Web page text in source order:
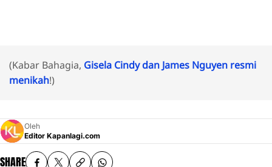
(Kabar Bahagia, Gisela Cindy dan James Nguyen resmi
menikah!)
Oleh
Editor Kapanlagi.com
SHARE